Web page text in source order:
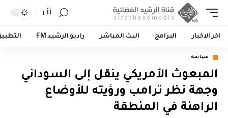
أأ
اخر الاخبار البرامج البث المباشر راديو الرشيد FM
سياسة
المبعوث الأمريكي ينقل إلى السوداني
وجهة نظر ترامب ورؤيته للأوضاع
الراهنة في المنطقة